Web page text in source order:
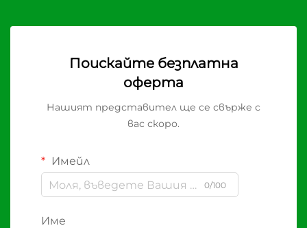
Поискайте безплатна
оферта
Нашият представител ще се свърже с
вас скоро.
Имейл
0/100
Име